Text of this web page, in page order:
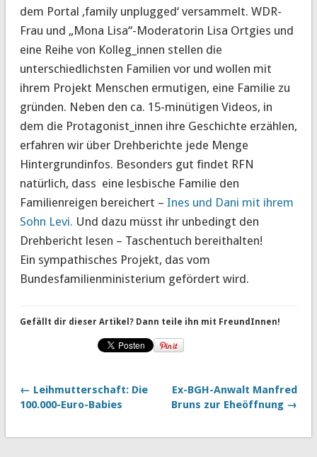
dem Portal ‚family unplugged‘ versammelt. WDR-
Frau und „Mona Lisa“-Moderatorin Lisa Ortgies und
eine Reihe von Kolleg_innen stellen die
unterschiedlichsten Familien vor und wollen mit
ihrem Projekt Menschen ermutigen, eine Familie zu
gründen. Neben den ca. 15-minütigen Videos, in
dem die Protagonist_innen ihre Geschichte erzählen,
erfahren wir über Drehberichte jede Menge
Hintergrundinfos. Besonders gut findet RFN
natürlich, dass eine lesbische Familie den
Familienreigen bereichert – Ines und Dani mit ihrem
Sohn Levi. Und dazu müsst ihr unbedingt den
Drehbericht lesen – Taschentuch bereithalten!
Ein sympathisches Projekt, das vom
Bundesfamilienministerium gefördert wird.
Gefällt dir dieser Artikel? Dann teile ihn mit FreundInnen!
← Leihmutterschaft: Die
100.000-Euro-Babies
Ex-BGH-Anwalt Manfred
Bruns zur Eheöffnung →